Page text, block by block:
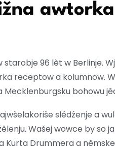
starobje 96 lět w Berlinje.
receptow a kolumnow.
bohowu
slědźenje a
Wašej wowce by so
Kurta Drummera a